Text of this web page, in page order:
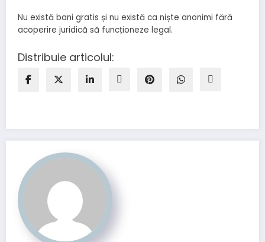
Nu există bani gratis și nu există ca niște anonimi fără
acoperire juridică să funcționeze legal.
Distribuie articolul: